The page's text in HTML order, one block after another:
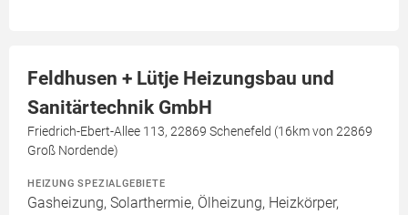
Feldhusen + Lütje Heizungsbau und
Sanitärtechnik GmbH
Friedrich-Ebert-Allee 113, 22869 Schenefeld (16km von 22869
Groß Nordende)
HEIZUNG SPEZIALGEBIETE
Gasheizung, Solarthermie, Ölheizung, Heizkörper,